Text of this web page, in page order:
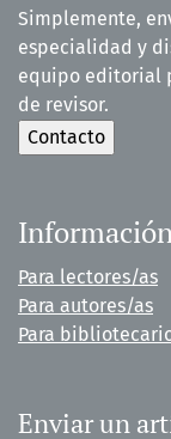
Simplemente,
especialidad y
equipo editorial
de revisor.
Para lectores/as
Para autores/as
Para
Enviar un